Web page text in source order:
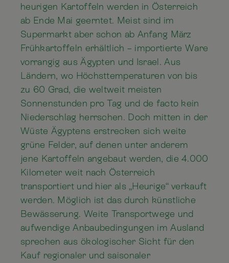
heurigen Kartoffeln werden in Österreich
ab Ende Mai geerntet. Meist sind im
Supermarkt aber schon ab Anfang März
Frühkartoffeln erhältlich – importierte Ware
vorrangig aus Ägypten und Israel. Aus
Ländern, wo Höchsttemperaturen von bis
zu 60 Grad, die weltweit meisten
Sonnenstunden pro Tag und de facto kein
Niederschlag herrschen. Doch mitten in der
Wüste Ägyptens erstrecken sich weite
grüne Felder, auf denen unter anderem
jene Kartoffeln angebaut werden, die 4.000
Kilometer weit nach Österreich
transportiert und hier als „Heurige“ verkauft
werden. Möglich ist das durch künstliche
Bewässerung. Weite Transportwege und
aufwendige Anbaubedingungen im Ausland
sprechen aus ökologischer Sicht für den
Kauf regionaler und saisonaler